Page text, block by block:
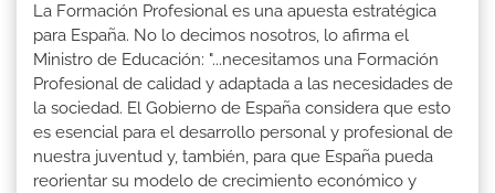
La Formación Profesional es una apuesta estratégica
para España. No lo decimos nosotros, lo afirma el
Ministro de Educación: "...necesitamos una Formación
Profesional de calidad y adaptada a las necesidades de
la sociedad. El Gobierno de España considera que esto
es esencial para el desarrollo personal y profesional de
nuestra juventud y, también, para que España pueda
reorientar su modelo de crecimiento económico y